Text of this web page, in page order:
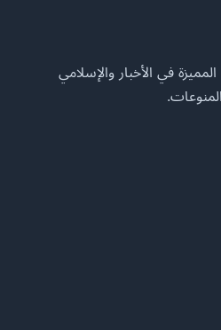
المميزة في الأخبار والإسلامي